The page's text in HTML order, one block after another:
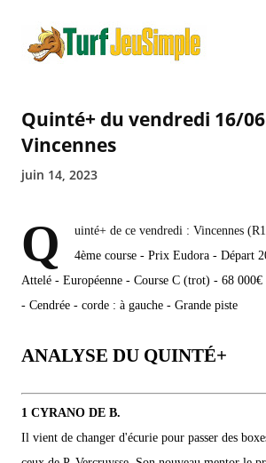
Quinté+ du vendredi 16/
Vincennes
juin 14, 2023
Q
uinté+ de ce vendredi : Vincennes
4ème course - Prix Eudora - Départ
Attelé - Européenne - Course C (trot) - 68
- Cendrée - corde : à gauche - Grande piste
ANALYSE DU QUINTÉ+
1 CYRANO DE B.
Il vient de changer d'écurie pour passer des